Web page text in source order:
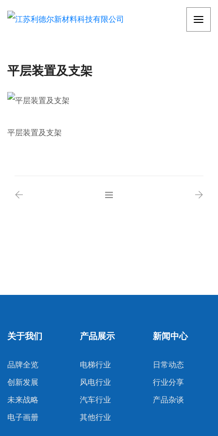
平层装置及支架
平层装置及支架
关于我们
品牌全览
创新发展
未来战略
电子画册
产品展示
电梯行业
风电行业
汽车行业
其他行业
新闻中心
日常动态
行业分享
产品杂谈